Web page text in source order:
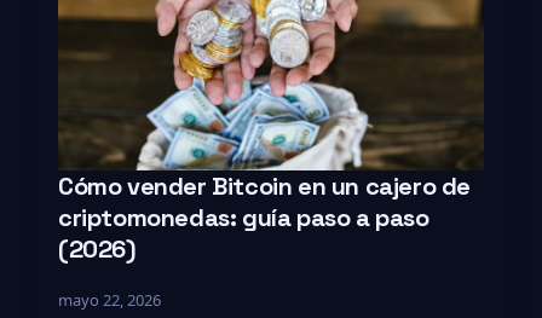
Cómo vender Bitcoin en un cajero de
criptomonedas: guía paso a paso
(2026)
mayo 22, 2026